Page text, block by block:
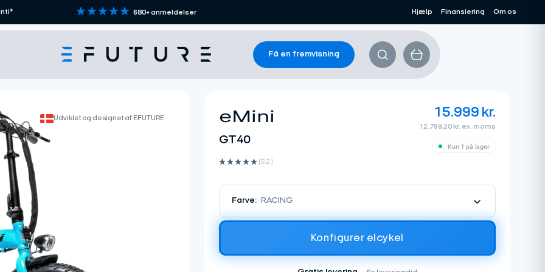
680+ anmeldelser Hjælp Finansiering Om os
Få en fremvisning
Udviklet og designet af EFUTURE eMini
GT40
15.999 kr.
12.799,20 kr. ex. moms
(52 ‌)
Farve: RACING
Kun 1 på lager
Konfigurer elcykel